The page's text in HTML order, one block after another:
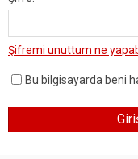
Şifremi unuttum ne
Bu bilgisayarda beni